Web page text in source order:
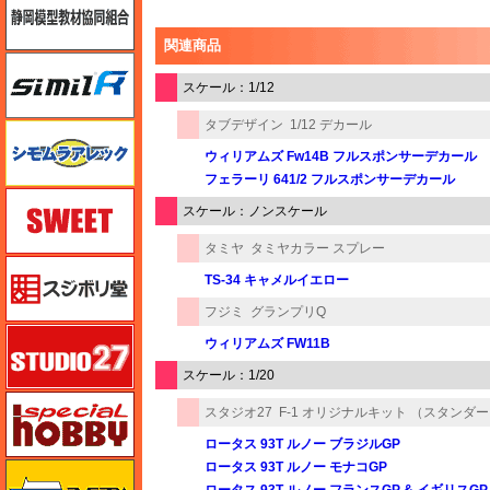
関連商品
スケール：1/12
タブデザイン 1/12 デカール
ウィリアムズ Fw14B フルスポンサーデカール
フェラーリ 641/2 フルスポンサーデカール
スケール：ノンスケール
タミヤ タミヤカラー スプレー
TS-34 キャメルイエロー
フジミ グランプリQ
ウィリアムズ FW11B
スケール：1/20
スタジオ27 F-1 オリジナルキット （スタンダー
ロータス 93T ルノー ブラジルGP
ロータス 93T ルノー モナコGP
シミラー（similR）
シモムラアレック
スイート（SWEET）
スジボリ堂
スペシャルホビー
ズベズダ（Zvezda）